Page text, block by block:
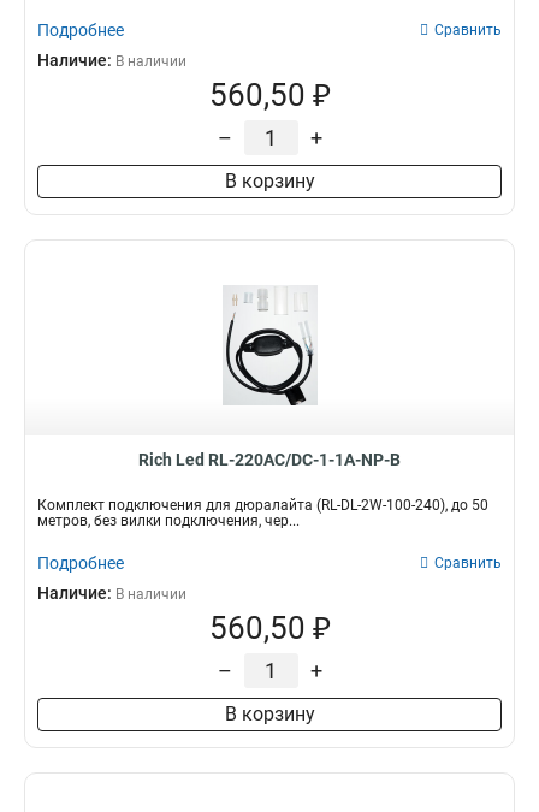
Подробнее Сравнить
Наличие: В наличии
560,50 ₽
– +
В корзину
Rich Led RL-220AC/DC-1-1A-NP-B
Комплект подключения для дюралайта (RL-DL-2W-100-240), до 50
метров, без вилки подключения, чер...
Подробнее Сравнить
Наличие: В наличии
560,50 ₽
– +
В корзину